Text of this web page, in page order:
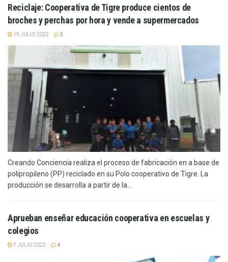
Reciclaje: Cooperativa de Tigre produce cientos de
broches y perchas por hora y vende a supermercados
19 JULIO 2022 3
Creando Conciencia realiza el proceso de fabricación en a base de
polipropileno (PP) reciclado en su Polo cooperativo de Tigre. La
producción se desarrolla a partir de la...
Aprueban enseñar educación cooperativa en escuelas y
colegios
7 JULIO 2022 4